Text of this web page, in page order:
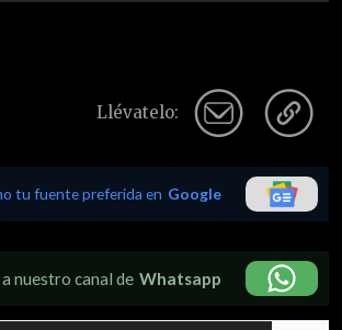
Llévatelo:
tu fuente preferida en Google
nuestro canal de Whatsapp